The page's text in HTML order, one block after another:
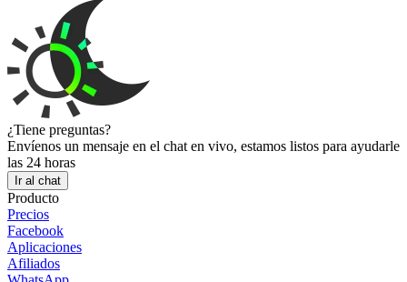
¿Tiene preguntas?
Envíenos un mensaje en el chat en vivo, estamos listos para ayudarle
las 24 horas
Ir al chat
Producto
Precios
Facebook
Aplicaciones
Afiliados